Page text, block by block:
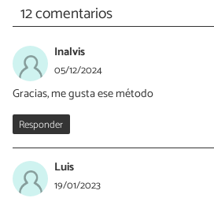
12 comentarios
Inalvis
05/12/2024
Gracias, me gusta ese método
Responder
Luis
19/01/2023